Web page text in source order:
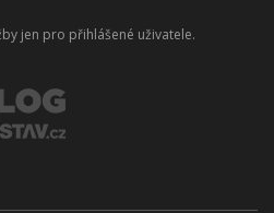
jen pro přihlášené uživatele.